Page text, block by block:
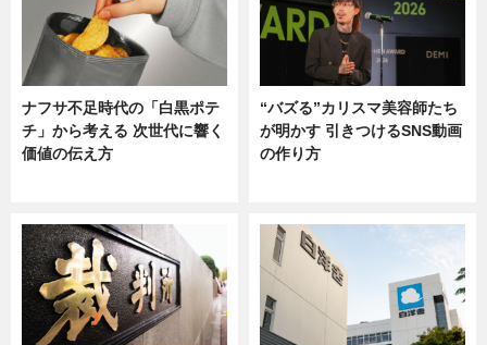
ナフサ不足時代の「白黒ポテ
チ」から考える 次世代に響く
価値の伝え方
“バズる”カリスマ美容師たち
が明かす 引きつけるSNS動画
の作り方